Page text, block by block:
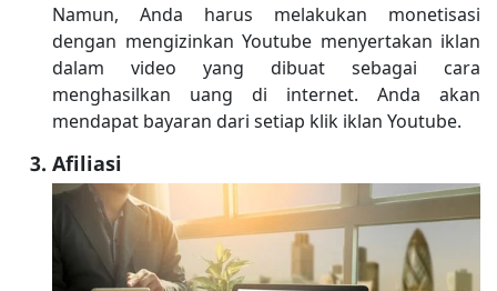
Namun, Anda harus melakukan monetisasi
dengan mengizinkan Youtube menyertakan iklan
dalam video yang dibuat sebagai cara
menghasilkan uang di internet. Anda akan
mendapat bayaran dari setiap klik iklan Youtube.
Afiliasi